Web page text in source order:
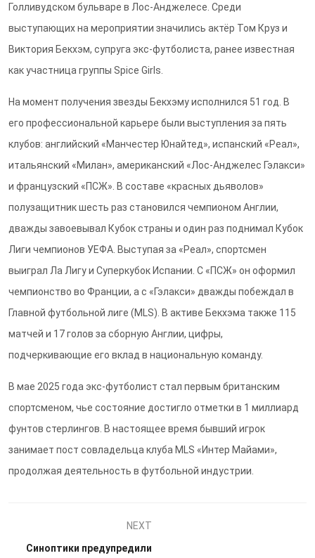
Голливудском бульваре в Лос-Анджелесе. Среди
выступающих на мероприятии значились актёр Том Круз и
Виктория Бекхэм, супруга экс-футболиста, ранее известная
как участница группы Spice Girls.
На момент получения звезды Бекхэму исполнился 51 год. В
его профессиональной карьере были выступления за пять
клубов: английский «Манчестер Юнайтед», испанский «Реал»,
итальянский «Милан», американский «Лос-Анджелес Гэлакси»
и французский «ПСЖ». В составе «красных дьяволов»
полузащитник шесть раз становился чемпионом Англии,
дважды завоевывал Кубок страны и один раз поднимал Кубок
Лиги чемпионов УЕФА. Выступая за «Реал», спортсмен
выиграл Ла Лигу и Суперкубок Испании. С «ПСЖ» он оформил
чемпионство во Франции, а с «Гэлакси» дважды побеждал в
Главной футбольной лиге (MLS). В активе Бекхэма также 115
матчей и 17 голов за сборную Англии, цифры,
подчеркивающие его вклад в национальную команду.
В мае 2025 года экс-футболист стал первым британским
спортсменом, чье состояние достигло отметки в 1 миллиард
фунтов стерлингов. В настоящее время бывший игрок
занимает пост совладельца клуба MLS «Интер Майами»,
продолжая деятельность в футбольной индустрии.
NEXT
Синоптики предупредили